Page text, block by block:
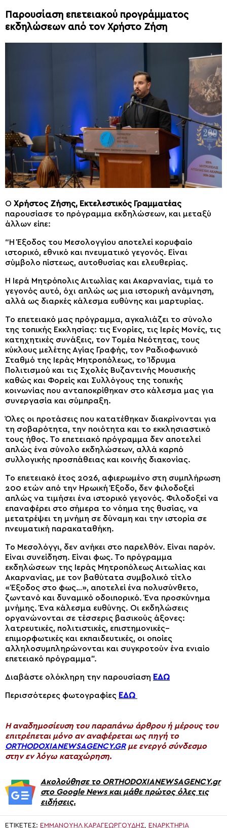
Παρουσίαση επετειακού προγράμματος
εκδηλώσεων από τον Χρήστο Ζήση
Ο Χρήστος Ζήσης, Εκτελεστικός Γραμματέας
παρουσίασε το πρόγραμμα εκδηλώσεων, και μεταξύ
άλλων είπε:
“Η Έξοδος του Μεσολογγίου αποτελεί κορυφαίο
ιστορικό, εθνικό και πνευματικό γεγονός. Είναι
σύμβολο πίστεως, αυτοθυσίας και ελευθερίας.
Η Ιερά Μητρόπολις Αιτωλίας και Ακαρνανίας, τιμά το
γεγονός αυτό, όχι απλώς ως μια ιστορική ανάμνηση,
αλλά ως διαρκές κάλεσμα ευθύνης και μαρτυρίας.
Το επετειακό μας πρόγραμμα, αγκαλιάζει το σύνολο
της τοπικής Εκκλησίας: τις Ενορίες, τις Ιερές Μονές, τις
κατηχητικές συνάξεις, τον Τομέα Νεότητας, τους
κύκλους μελέτης Αγίας Γραφής, τον Ραδιοφωνικό
Σταθμό της Ιεράς Μητροπόλεως, το Ίδρυμα
Πολιτισμού και τις Σχολές Βυζαντινής Μουσικής
καθώς και Φορείς και Συλλόγους της τοπικής
κοινωνίας που ανταποκρίθηκαν στο κάλεσμα μας για
συνεργασία και σύμπραξη.
Όλες οι προτάσεις που κατατέθηκαν διακρίνονται για
τη σοβαρότητα, την ποιότητα και το εκκλησιαστικό
τους ήθος. Το επετειακό πρόγραμμα δεν αποτελεί
απλώς ένα σύνολο εκδηλώσεων, αλλά καρπό
συλλογικής προσπάθειας και κοινής διακονίας.
Το επετειακό έτος 2026, αφιερωμένο στη συμπλήρωση
200 ετών από την Ηρωική Έξοδο, δεν φιλοδοξεί
απλώς να τιμήσει ένα ιστορικό γεγονός. Φιλοδοξεί να
επαναφέρει στο σήμερα το νόημα της θυσίας, να
μετατρέψει τη μνήμη σε δύναμη και την ιστορία σε
πνευματική παρακαταθήκη.
Το Μεσολόγγι, δεν ανήκει στο παρελθόν. Είναι παρόν.
Είναι συνείδηση. Είναι φως. Το πρόγραμμα
εκδηλώσεων της Ιεράς Μητροπόλεως Αιτωλίας και
Ακαρνανίας, με τον βαθύτατα συμβολικό τίτλο
«Έξοδος στο φως…», αποτελεί ένα πολυσύνθετο,
ζωντανό και δυναμικό οδοιπορικό. Ένα προσκύνημα
μνήμης. Ένα κάλεσμα ευθύνης. Οι εκδηλώσεις
οργανώνονται σε τέσσερις βασικούς άξονες:
λατρευτικές, πολιτιστικές, επιστημονικές–
επιμορφωτικές και εκπαιδευτικές, οι οποίες
αλληλοσυμπληρώνονται και συγκροτούν ένα ενιαίο
επετειακό πρόγραμμα”.
Διαβάστε ολόκληρη την παρουσίαση ΕΔΩ
Περισσότερες φωτογραφίες ΕΔΩ
H αναδημοσίευση του παραπάνω άρθρου ή μέρους του
επιτρέπεται μόνο αν αναφέρεται ως πηγή το
ORTHODOXIANEWSAGENCY.GRμε ενεργό σύνδεσμο
στην εν λόγω καταχώρηση.
Ακολούθησε το ORTHODOXIANEWSAGENCY.gr
στο Google News και μάθε πρώτος όλες τις
ειδήσεις.
ΕΤΙΚΈΤΕΣ: ΕΜΜΑΝΟΥΉΛ ΚΑΡΑΓΕΩΡΓΟΎΔΗΣ, ΕΝΑΡΚΤΉΡΙΑ